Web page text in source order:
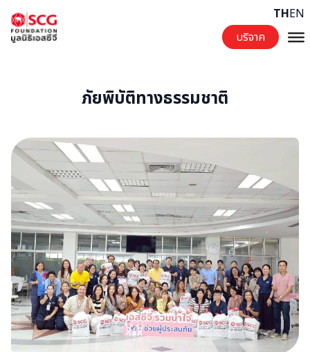
บริจาค
THEN
ภัยพิบัติทางธรรมชาติ